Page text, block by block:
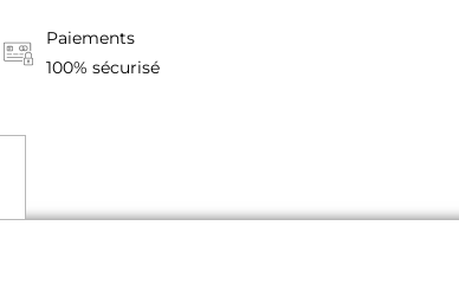
Paiements
100% sécurisé